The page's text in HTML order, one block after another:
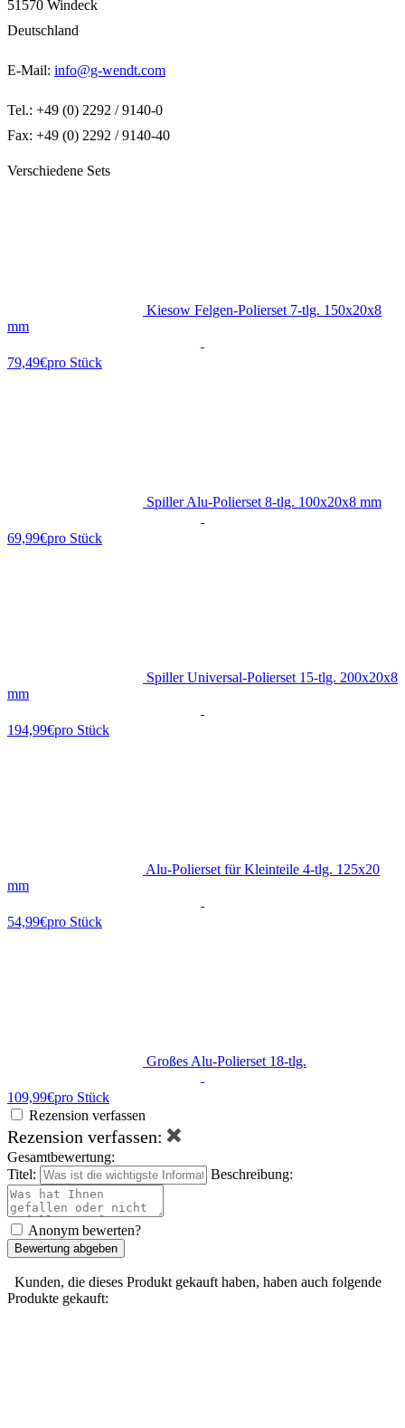
51570 Windeck
Deutschland
E-Mail: info@g-wendt.com
Tel.: +49 (0) 2292 / 9140-0
Fax: +49 (0) 2292 / 9140-40
Verschiedene Sets
Kiesow Felgen-Polierset 7-tlg. 150x20x8
mm
79,49€pro Stück
Spiller Alu-Polierset 8-tlg. 100x20x8 mm
69,99€pro Stück
Spiller Universal-Polierset 15-tlg. 200x20x8
mm
194,99€pro Stück
Alu-Polierset für Kleinteile 4-tlg. 125x20
mm
54,99€pro Stück
Großes Alu-Polierset 18-tlg.
109,99€pro Stück
Rezension verfassen
Rezension verfassen:
Gesamtbewertung:
Titel:
Beschreibung:
Anonym bewerten?
Bewertung abgeben
Kunden, die dieses Produkt gekauft haben, haben auch folgende
Produkte gekauft: